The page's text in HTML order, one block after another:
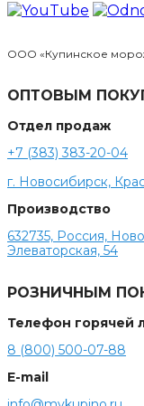
ООО «Купинское
ОПТОВЫМ
Отдел продаж
+7 (383) 383-20-04
г. Новосибирск,
Производство
632735, Россия,
Элеваторская, 54
РОЗНИЧНЫМ
Телефон горячей
8 (800) 500-07-88
E-mail